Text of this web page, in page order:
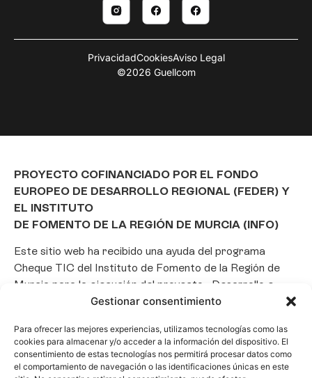
Gestionar consentimiento
Para ofrecer las mejores experiencias, utilizamos tecnologías como las
cookies para almacenar y/o acceder a la información del dispositivo. El
consentimiento de estas tecnologías nos permitirá procesar datos como
el comportamiento de navegación o las identificaciones únicas en este
©2026 Guellcom
PrivacidadCookiesAviso Legal
PROYECTO COFINANCIADO POR EL FONDO
EUROPEO DE DESARROLLO REGIONAL (FEDER) Y
EL INSTITUTO
DE FOMENTO DE LA REGIÓN DE MURCIA (INFO)
Este sitio web ha recibido una ayuda del programa
Cheque TIC del Instituto de Fomento de la Región de
Murcia para la ejecución del proyecto «Desarrollo e
implantación de un Chatbot de Inteligencia Artificial
promover la transformación digital, la automatización
de consultas y la optimización de la gestión de clientes
en el ámbito empresarial.